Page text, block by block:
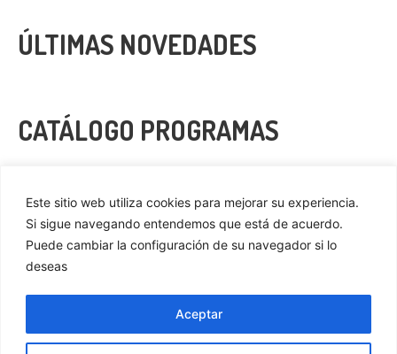
Este sitio web utiliza cookies para mejorar su experiencia.
Si sigue navegando entendemos que está de acuerdo.
Puede cambiar la configuración de su navegador si lo
deseas
Aceptar
ÚLTIMAS NOVEDADES
CATÁLOGO PROGRAMAS
Cookies
Aviso Legal